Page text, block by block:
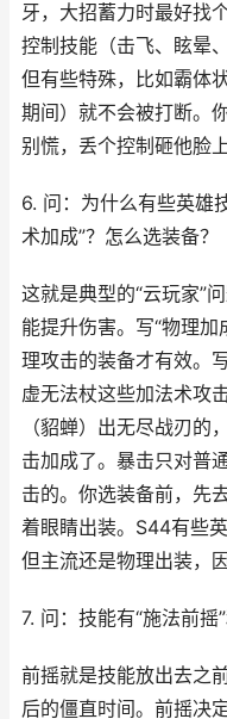
牙，大招蓄力时最好找
控制技能（击飞、眩晕
但有些特殊，比如霸体
期间）就不会被打断。
别慌，丢个控制砸他脸
6. 问：为什么有些英雄
术加成”？怎么选装备？
这就是典型的“云玩家”
能提升伤害。写“物理
理攻击的装备才有效。
虚无法杖这些加法术攻
（貂蝉）出无尽战刃的
击加成了。暴击只对普
击的。你选装备前，先
着眼睛出装。S44有些
但主流还是物理出装，
7. 问：技能有“施法前摇
前摇就是技能放出去之
后的僵直时间。前摇决